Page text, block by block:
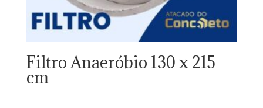
Filtro Anaeróbio 130 x 215
cm